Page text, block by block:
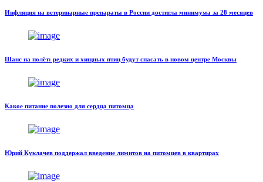
Инфляция на ветеринарные препараты в России достигла минимума за 28 месяцев
Шанс на полёт: редких и хищных птиц будут спасать в новом центре Москвы
Какое питание полезно для сердца питомца
Юрий Куклачев поддержал введение лимитов на питомцев в квартирах